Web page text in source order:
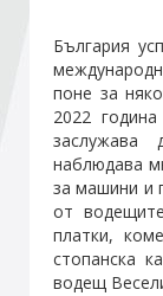
България
поне за
2022
наблюдава
за машини и
от
платки,
стопанска
водещ